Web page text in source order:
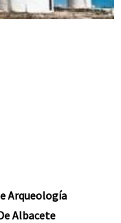
Arqueología
Albacete